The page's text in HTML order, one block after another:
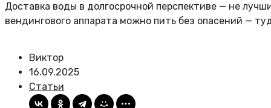
Доставка воды в долгосрочной перспективе — не
вендингового аппарата можно пить без опасений —
Виктор
16.09.2025
Статьи